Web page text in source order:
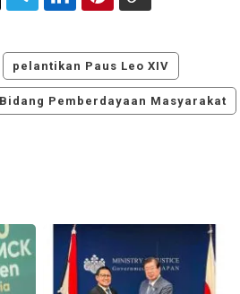
pelantikan Paus Leo XIV
Pemberdayaan Masyarakat